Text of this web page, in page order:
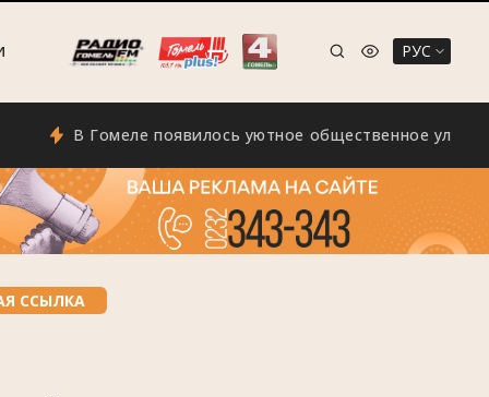
РУС
В Гомеле появилось уютное общественное уличное
ССЫЛКА